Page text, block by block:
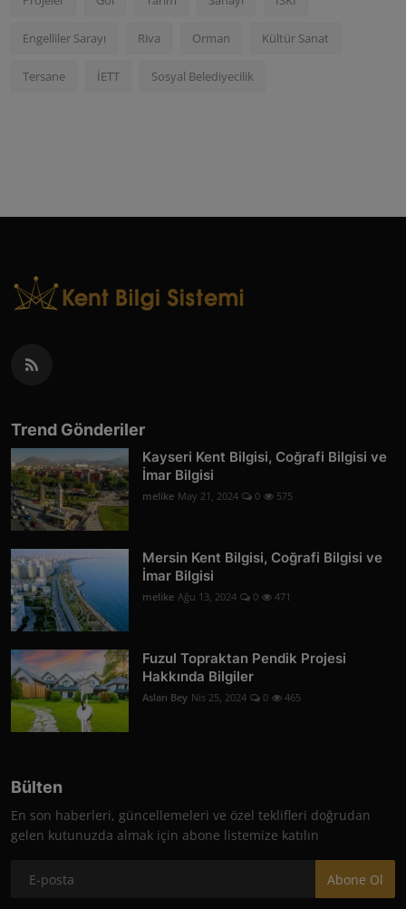
Engelliler Sarayı Riva Orman Kültür Sanat
Tersane İETT Sosyal Belediyecilik
Trend Gönderiler
Kayseri Kent Bilgisi, Coğrafi Bilgisi ve
İmar Bilgisi
melike May 21, 2024 0 575
Mersin Kent Bilgisi, Coğrafi Bilgisi ve
İmar Bilgisi
melike Ağu 13, 2024 0 471
Fuzul Topraktan Pendik Projesi
Hakkında Bilgiler
Aslan Bey Nis 25, 2024 0 465
Bülten
En son haberleri, güncellemeleri ve özel teklifleri doğrudan
gelen kutunuzda almak için abone listemize katılın
Abone Ol